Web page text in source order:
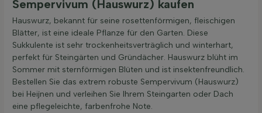
Sempervivum (Hauswurz) kaufen
Hauswurz, bekannt für seine rosettenförmigen, fleischigen
Blätter, ist eine ideale Pflanze für den Garten. Diese
Sukkulente ist sehr trockenheitsverträglich und winterhart,
perfekt für Steingärten und Gründächer. Hauswurz blüht im
Sommer mit sternförmigen Blüten und ist insektenfreundlich.
Bestellen Sie das extrem robuste Sempervivum (Hauswurz)
bei Heijnen und verleihen Sie Ihrem Steingarten oder Dach
eine pflegeleichte, farbenfrohe Note.